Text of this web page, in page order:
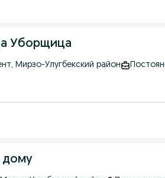
Уборщица
, Мирзо-Улугбекский район
дому